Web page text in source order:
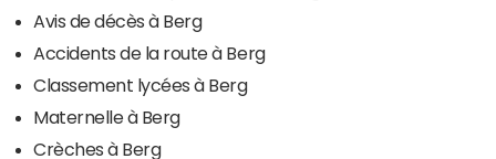
Avis de décès à Berg
Accidents de la route à Berg
Classement lycées à Berg
Maternelle à Berg
Crèches à Berg